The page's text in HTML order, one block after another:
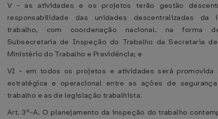
V - as atividades e os projetos terão gestão
responsabilidade das unidades descentralizadas da
trabalho, com coordenação nacional, na forma
Subsecretaria de Inspeção do Trabalho da Secretaria
Ministério do Trabalho e Previdência; e
VI - em todos os projetos e atividades será promovida
estratégica e operacional entre as ações de
trabalho e as de legislação trabalhista.
Art. 3º-A. O planejamento da inspeção do trabalho